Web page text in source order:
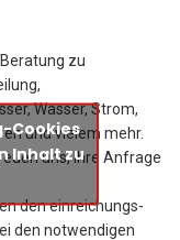
Cookies
Inhalt zu
zu
Wasser, Strom,
und vielem mehr.
uns, Ihre Anfrage
den einreichungs-
den notwendigen